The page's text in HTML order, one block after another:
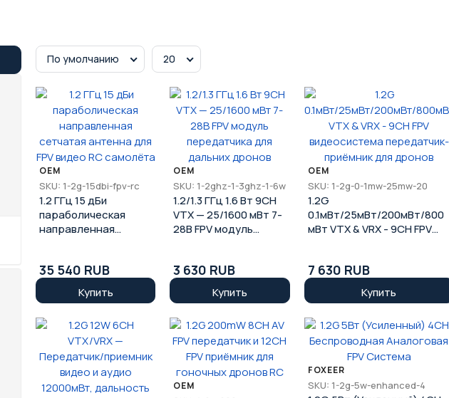
По умолчанию 20
OEM
SKU: 1-2g-15dbi-fpv-rc
1.2 ГГц 15 дБи
параболическая
направленная
самолёта
35 540 RUB
Купить
OEM
SKU: 1-2ghz-1-3ghz-1-6w
1.2/1.3 ГГц 1.6 Вт 9CH
VTX — 25/1600 мВт 7-
28В FPV модуль
3 630 RUB
Купить
OEM
SKU: 1-2g-0-1mw-25mw-20
1.2G
0.1мВт/25мВт/200мВт/800
мВт VTX & VRX - 9CH FPV
дронов
7 630 RUB
Купить
OEM
FOXEER
SKU: 1-2g-5w-enhanced-4